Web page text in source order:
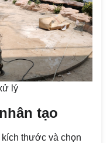
lý
tạo
thước và chọn